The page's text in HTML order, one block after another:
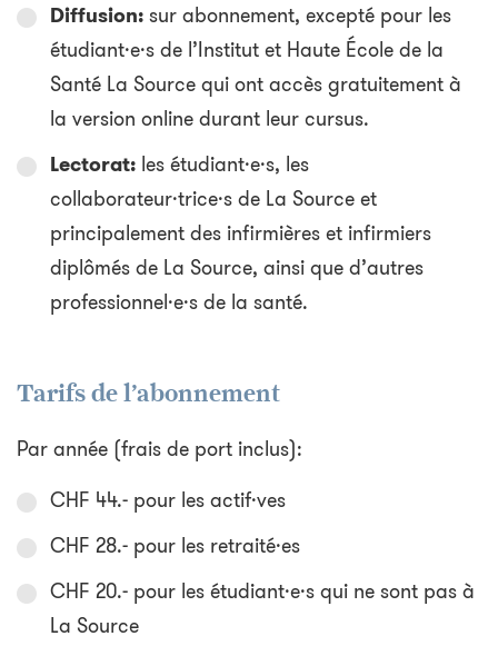
Diffusion:sur abonnement, excepté pour les
étudiant·e·s de l’Institut et Haute École de la
Santé La Source qui ont accès gratuitement à
la version online durant leur cursus.
Lectorat: les étudiant·e·s, les
collaborateur·trice·s de La Source et
principalement des infirmières et infirmiers
diplômés de La Source, ainsi que d’autres
professionnel·e·s de la santé.
Tarifs de l’abonnement
Par année (frais de port inclus):
CHF 44.- pour les actif·ves
CHF 28.- pour les retraité·es
CHF 20.- pour les étudiant·e·s qui ne sont pas à
La Source